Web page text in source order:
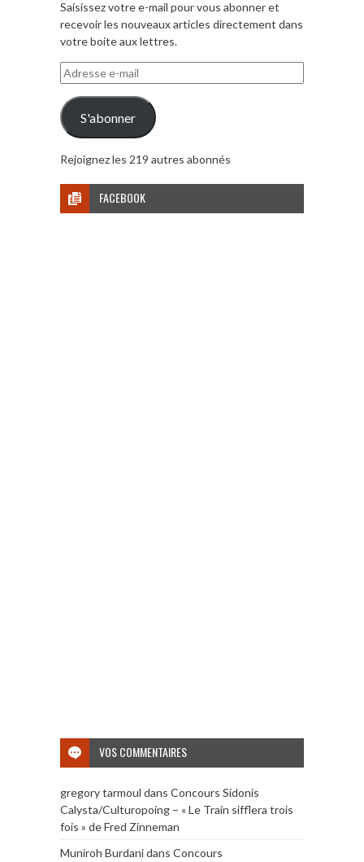
Saisissez votre e-mail pour vous abonner et
recevoir les nouveaux articles directement dans
votre boite aux lettres.
Adresse
e-
mail
S'abonner
Rejoignez les 219 autres abonnés
FACEBOOK
VOS COMMENTAIRES
gregory tarmoul dans Concours Sidonis
Calysta/Culturopoing – « Le Train sifflera trois
fois » de Fred Zinneman
Muniroh Burdanidans Concours